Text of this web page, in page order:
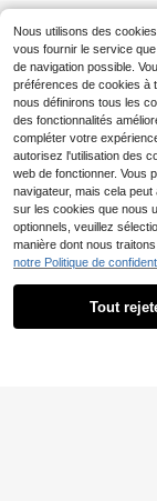
ntracté pour les
Nous utilisons des
vous fournir le service
de navigation possible.
préférences de cookies à
nous définirons tous les
des fonctionnalités
compléter votre
autorisez l'utilisation des
web de fonctionner. Vous
navigateur, mais cela
sur les cookies que nous
optionnels, veuillez
manière dont nous
notre Politique de
Tout